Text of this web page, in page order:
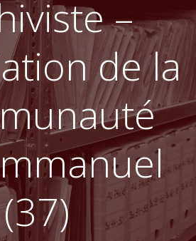
–
de la
(37)